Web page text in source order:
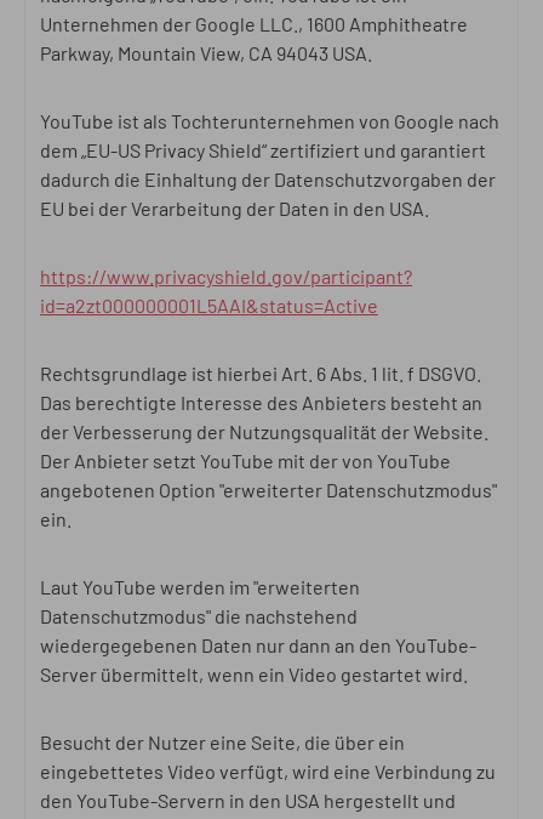
Unternehmen der Google LLC., 1600 Amphitheatre
Parkway, Mountain View, CA 94043 USA.
YouTube ist als Tochterunternehmen von Google nach
dem „EU-US Privacy Shield“ zertifiziert und garantiert
dadurch die Einhaltung der Datenschutzvorgaben der
EU bei der Verarbeitung der Daten in den USA.
https://www.privacyshield.gov/participant?
id=a2zt000000001L5AAI&status=Active
Rechtsgrundlage ist hierbei Art. 6 Abs. 1 lit. f DSGVO.
Das berechtigte Interesse des Anbieters besteht an
der Verbesserung der Nutzungsqualität der Website.
Der Anbieter setzt YouTube mit der von YouTube
angebotenen Option "erweiterter Datenschutzmodus"
ein.
Laut YouTube werden im "erweiterten
Datenschutzmodus" die nachstehend
wiedergegebenen Daten nur dann an den YouTube-
Server übermittelt, wenn ein Video gestartet wird.
Besucht der Nutzer eine Seite, die über ein
eingebettetes Video verfügt, wird eine Verbindung zu
den YouTube-Servern in den USA hergestellt und